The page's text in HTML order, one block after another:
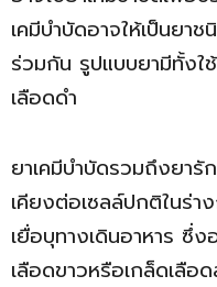
เคมีบำบัดอาจให้เป็นยา
ร่วมกัน รูปแบบยามีทั้งใ
เลือดดำ
ยาเคมีบำบัดรวมถึงยารั
เคียงต่อเซลล์ปกติในร่า
เยื่อบุทางเดินอาหาร ซึ่
เลือดขาวหรือเกล็ดเลื